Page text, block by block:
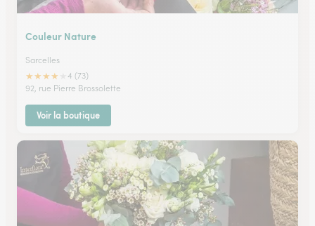
Couleur Nature
Sarcelles
★★★★
4 (73)
92, rue Pierre Brossolette
Voir la boutique